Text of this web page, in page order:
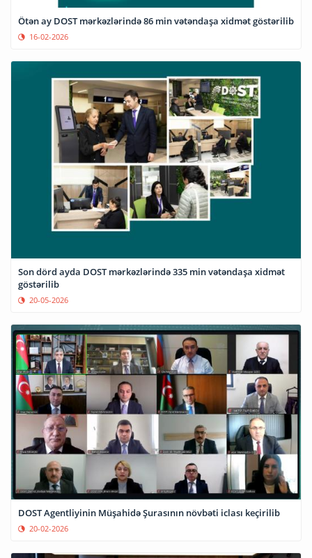
Ötən ay DOST mərkəzlərində 86 min vətəndaşa xidmət göstərilib
16-02-2026
Son dörd ayda DOST mərkəzlərində 335 min vətəndaşa xidmət
göstərilib
20-05-2026
DOST Agentliyinin Müşahidə Şurasının növbəti iclası keçirilib
20-02-2026